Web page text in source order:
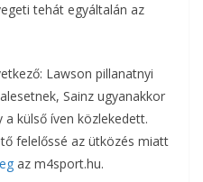
tehát egyáltalán az
Lawson pillanatnyi
Sainz ugyanakkor
külső íven közlekedett.
felelőssé az ütközés miatt
az m4sport.hu.